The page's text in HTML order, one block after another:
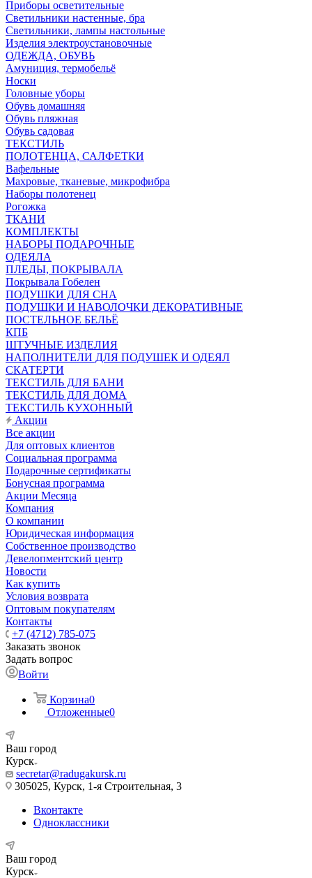
Приборы осветительные
Светильники настенные, бра
Светильники, лампы настольные
Изделия электроустановочные
ОДЕЖДА, ОБУВЬ
Амуниция, термобельё
Носки
Головные уборы
Обувь домашняя
Обувь пляжная
Обувь садовая
ТЕКСТИЛЬ
ПОЛОТЕНЦА, САЛФЕТКИ
Вафельные
Махровые, тканевые, микрофибра
Наборы полотенец
Рогожка
ТКАНИ
КОМПЛЕКТЫ
НАБОРЫ ПОДАРОЧНЫЕ
ОДЕЯЛА
ПЛЕДЫ, ПОКРЫВАЛА
Покрывала Гобелен
ПОДУШКИ ДЛЯ СНА
ПОДУШКИ И НАВОЛОЧКИ ДЕКОРАТИВНЫЕ
ПОСТЕЛЬНОЕ БЕЛЬЁ
КПБ
ШТУЧНЫЕ ИЗДЕЛИЯ
НАПОЛНИТЕЛИ ДЛЯ ПОДУШЕК И ОДЕЯЛ
СКАТЕРТИ
ТЕКСТИЛЬ ДЛЯ БАНИ
ТЕКСТИЛЬ ДЛЯ ДОМА
ТЕКСТИЛЬ КУХОННЫЙ
Акции
Все акции
Для оптовых клиентов
Социальная программа
Подарочные сертификаты
Бонусная программа
Акции Месяца
Компания
О компании
Юридическая информация
Собственное производство
Девелопментский центр
Новости
Как купить
Условия возврата
Оптовым покупателям
Контакты
+7 (4712) 785-075
Заказать звонок
Задать вопрос
Войти
Корзина0
Отложенные0
Ваш город
Курск
secretar@radugakursk.ru
305025, Курск, 1-я Строительная, 3
Вконтакте
Одноклассники
Ваш город
Курск